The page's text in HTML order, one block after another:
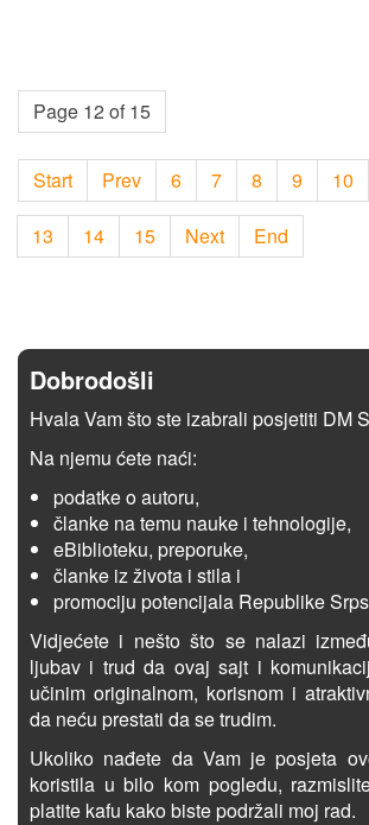
Page 12 of 15
Start Prev 6 7 8 9 10
13 14 15 Next End
Dobrodošli
Hvala Vam što ste izabrali posjetiti DM
Na njemu ćete naći:
podatke o autoru,
članke na temu nauke i tehnologije,
eBiblioteku, preporuke,
članke iz života i stila i
promociju potencijala Republike
Vidjećete i nešto što se nalazi
ljubav i trud da ovaj sajt i
učinim originalnom, korisnom i
da neću prestati da se trudim.
Ukoliko nađete da Vam je posjeta
koristila u bilo kom pogledu,
platite kafu kako biste podržali moj rad.